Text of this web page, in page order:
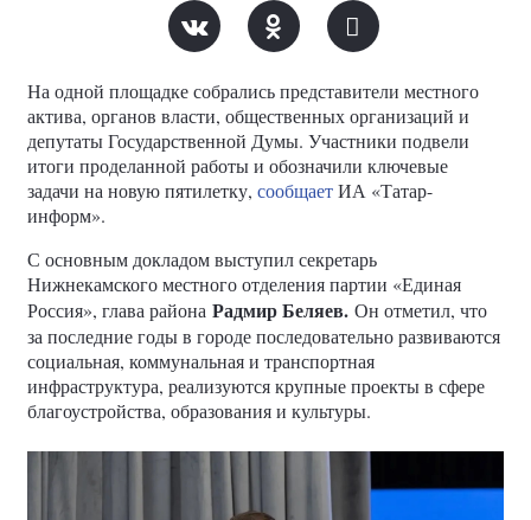
На одной площадке собрались представители местного
актива, органов власти, общественных организаций и
депутаты Государственной Думы. Участники подвели
итоги проделанной работы и обозначили ключевые
задачи на новую пятилетку, сообщаетИА «Татар-
информ».
С основным докладом выступил секретарь
Нижнекамского местного отделения партии «Единая
Россия», глава района Радмир Беляев. Он отметил, что
за последние годы в городе последовательно развиваются
социальная, коммунальная и транспортная
инфраструктура, реализуются крупные проекты в сфере
благоустройства, образования и культуры.